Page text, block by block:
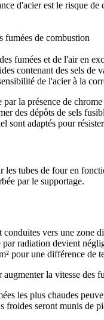
d'acier est le risque de
fumées de combustion
fumées et de l'air en
contenant des sels de
de l'acier à la
la présence de
des dépôts de sels
sont adaptés pour
les tubes de four en
par le supportage.
vers une zone
radiation devient
pour une différence de
la vitesse des
les plus chaudes
froides seront munis